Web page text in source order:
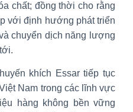
chất; đồng thời cho rằng
với định hướng phát triển
chuyển dịch năng lượng
khích Essar tiếp tục
Nam trong các lĩnh vực
hàng không bền vững